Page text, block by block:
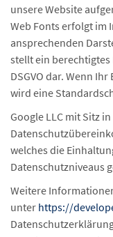
unsere Website
Web Fonts erfolgt im
ansprechenden
stellt ein berechtigtes
DSGVO dar. Wenn
wird eine
Google LLC mit Sitz
welches die
Datenschutzniveaus
Weitere
unter https://